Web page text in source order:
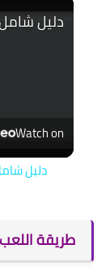
Watch on
دليل
طريقة